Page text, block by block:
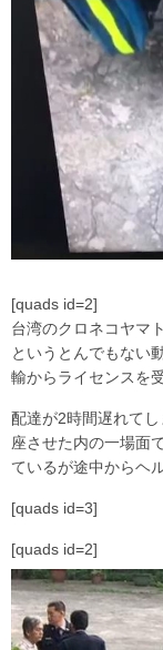
[quads id=2]
台湾のクロネコヤマ
というとんでもない
輸からライセンスを
配達が2時間遅れて
座させた内の一場面
ているが途中からヘ
[quads id=3]
[quads id=2]